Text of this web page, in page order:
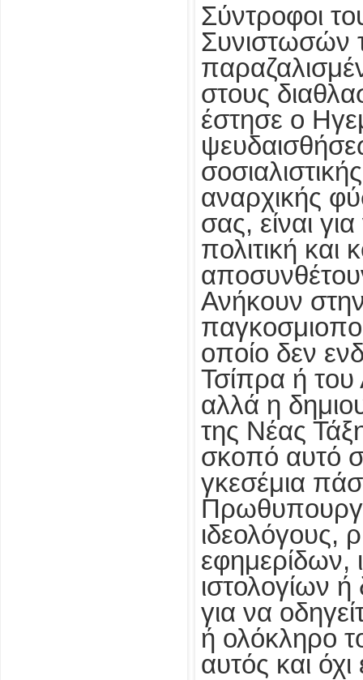
Σύντροφοι
Συνιστωσών
στους
έστησε ο
αναρχικής
σας, είναι
πολιτική και
Ανήκουν
οποίο δεν
Τσίπρα ή
αλλά η
της Νέας
σκοπό αυτό
γκεσέμια
ιδεολόγους,
εφημερίδων,
ιστολογίων
για να
ή ολόκληρο
αυτός και